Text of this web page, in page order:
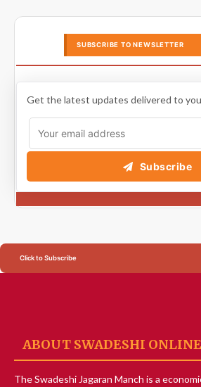
SUBSCRIBE TO NEWSLETTER
Get the latest updates delivered to
Subscribe
Click to Subscribe
ABOUT SWADESHI ONLINE
The Swadeshi Jagaran Manch is a